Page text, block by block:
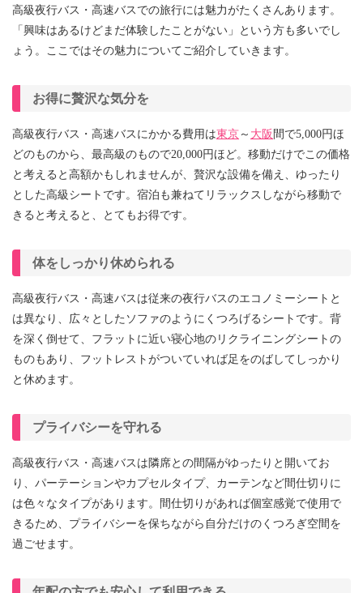
高級夜行バス・高速バスでの旅行には魅力がたくさんあります。
「興味はあるけどまだ体験したことがない」という方も多いでし
ょう。ここではその魅力についてご紹介していきます。
お得に贅沢な気分を
高級夜行バス・高速バスにかかる費用は東京 ～ 大阪 間で5,000円ほ
どのものから、最高級のもので20,000円ほど。移動だけでこの価格
と考えると高額かもしれませんが、贅沢な設備を備え、ゆったり
とした高級シートです。宿泊も兼ねてリラックスしながら移動で
きると考えると、とてもお得です。
体をしっかり休められる
高級夜行バス・高速バスは従来の夜行バスのエコノミーシートと
は異なり、広々としたソファのようにくつろげるシートです。背
を深く倒せて、フラットに近い寝心地のリクライニングシートの
ものもあり、フットレストがついていれば足をのばしてしっかり
と休めます。
プライバシーを守れる
高級夜行バス・高速バスは隣席との間隔がゆったりと開いてお
り、パーテーションやカプセルタイプ、カーテンなど間仕切りに
は色々なタイプがあります。間仕切りがあれば個室感覚で使用で
きるため、プライバシーを保ちながら自分だけのくつろぎ空間を
過ごせます。